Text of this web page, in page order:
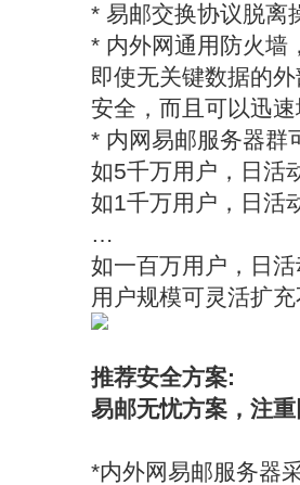
* 易邮交换协议脱离
* 内外网通用防火墙
即使无关键数据的
安全，而且可以迅
* 内网易邮服务器群
如5千万用户，日活
如1千万用户，日活
…
如一百万用户，日
用户规模可灵活扩
推荐安全方案:
易邮无忧方案，注
*内外网易邮服务器